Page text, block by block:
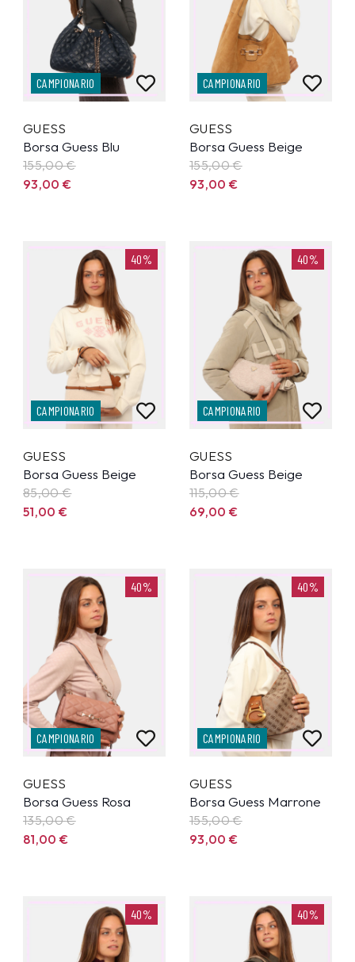
CAMPIONARIO
GUESS
Borsa Guess Blu
155,00€
93,00€
CAMPIONARIO
GUESS
Borsa Guess Beige
155,00€
93,00€
40%
CAMPIONARIO
GUESS
Borsa Guess Beige
85,00€
51,00€
40%
CAMPIONARIO
GUESS
Borsa Guess Beige
115,00€
69,00€
40%
CAMPIONARIO
GUESS
Borsa Guess Rosa
135,00€
81,00€
40%
CAMPIONARIO
GUESS
Borsa Guess Marrone
155,00€
93,00€
40% 40%